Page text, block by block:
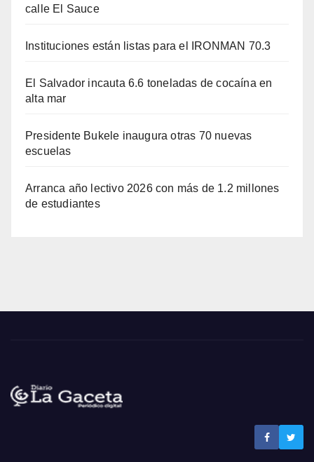
calle El Sauce
Instituciones están listas para el IRONMAN 70.3
El Salvador incauta 6.6 toneladas de cocaína en
alta mar
Presidente Bukele inaugura otras 70 nuevas
escuelas
Arranca año lectivo 2026 con más de 1.2 millones
de estudiantes